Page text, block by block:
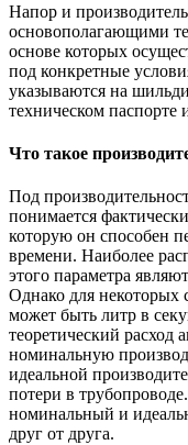
Напор и
основополагающими
основе которых
под конкретные
указываются на
техническом паспорте
Что такое
Под
понимается
которую он способен
времени. Наиболее
этого параметра
Однако для некоторых
может быть литр в
теоретический расход
номинальную
идеальной
потери в
номинальный и
друг от друга.